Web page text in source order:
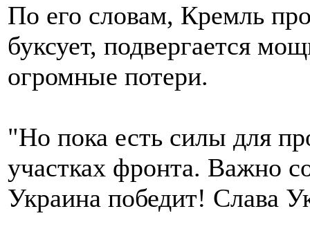
По его словам, Кремль
буксует, подвергается
огромные потери.
"Но пока есть силы для
участках фронта. Важно
Украина победит! Слава